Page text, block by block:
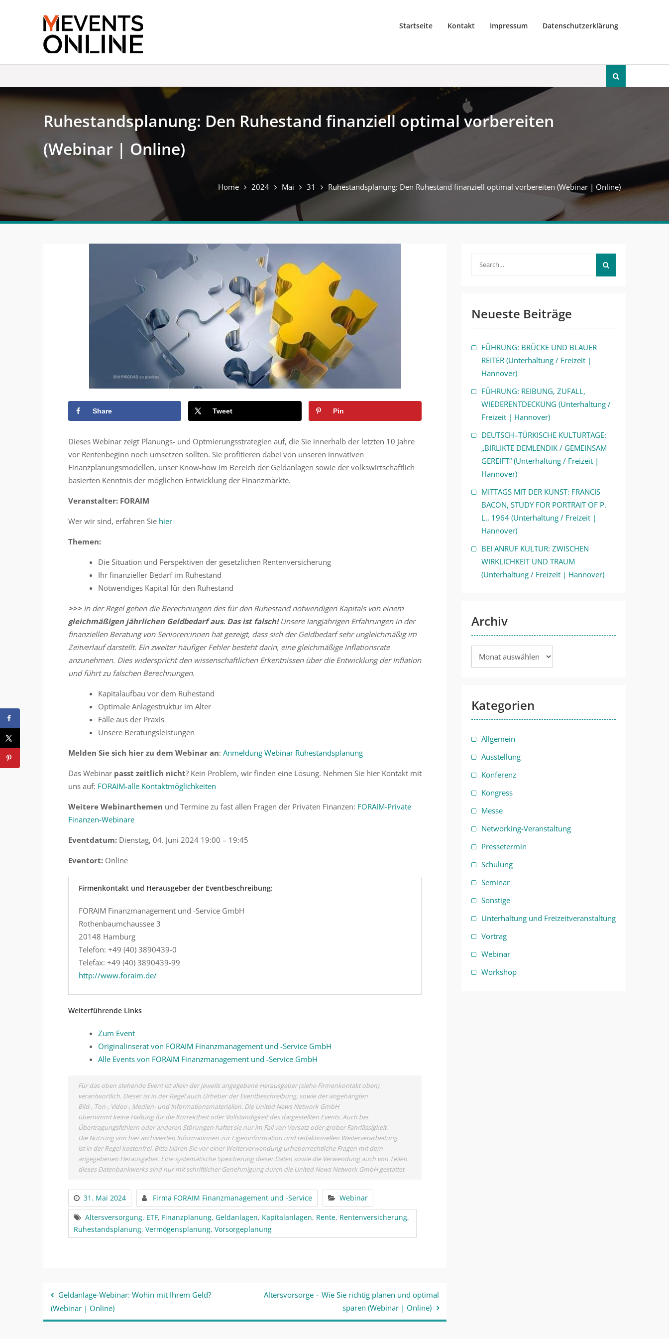
Startseite Kontakt Impressum Datenschutzerklärung
Search
Ruhestandsplanung: Den Ruhestand finanziell optimal vorbereiten
(Webinar | Online)
Home 2024 Mai 31 Ruhestandsplanung: Den Ruhestand finanziell optimal vorbereiten (Webinar | Online)
Share Tweet Pin
Dieses Webinar zeigt Planungs- und Optmierungsstrategien auf, die Sie innerhalb der letzten 10 Jahre
vor Rentenbeginn noch umsetzen sollten. Sie profitieren dabei von unseren innvativen
Finanzplanungsmodellen, unser Know-how im Bereich der Geldanlagen sowie der volkswirtschaftlich
basierten Kenntnis der möglichen Entwicklung der Finanzmärkte.
Veranstalter: FORAIM
Wer wir sind, erfahren Sie hier
Themen:
Die Situation und Perspektiven der gesetzlichen Rentenversicherung
Ihr finanzieller Bedarf im Ruhestand
Notwendiges Kapital für den Ruhestand
>>>In der Regel gehen die Berechnungen des für den Ruhestand notwendigen Kapitals von einem
gleichmäßigen jährlichen Geldbedarf aus. Das ist falsch!Unsere langjährigen Erfahrungen in der
finanziellen Beratung von Senioren:innen hat gezeigt, dass sich der Geldbedarf sehr ungleichmäßig im
Zeitverlauf darstellt. Ein zweiter häufiger Fehler besteht darin, eine gleichmäßige Inflationsrate
anzunehmen. Dies widerspricht den wissenschaftlichen Erkentnissen über die Entwicklung der Inflation
und führt zu falschen Berechnungen.
Kapitalaufbau vor dem Ruhestand
Optimale Anlagestruktur im Alter
Fälle aus der Praxis
Unsere Beratungsleistungen
Melden Sie sich hier zu dem Webinar an: Anmeldung Webinar Ruhestandsplanung
Das Webinar passt zeitlich nicht? Kein Problem, wir finden eine Lösung. Nehmen Sie hier Kontakt mit
uns auf: FORAIM-alle Kontaktmöglichkeiten
Weitere Webinarthemen und Termine zu fast allen Fragen der Privaten Finanzen: FORAIM-Private
Finanzen-Webinare
Eventdatum: Dienstag, 04. Juni 2024 19:00 – 19:45
Eventort: Online
Firmenkontakt und Herausgeber der Eventbeschreibung:
FORAIM Finanzmanagement und -Service GmbH
Rothenbaumchaussee 3
20148 Hamburg
Telefon: +49 (40) 3890439-0
Telefax: +49 (40) 3890439-99
http://www.foraim.de/
Weiterführende Links
Zum Event
Originalinserat von FORAIM Finanzmanagement und -Service GmbH
Alle Events von FORAIM Finanzmanagement und -Service GmbH
Für das oben stehende Event ist allein der jeweils angegebene Herausgeber (siehe Firmenkontakt oben)
verantwortlich. Dieser ist in der Regel auch Urheber der Eventbeschreibung, sowie der angehängten
Bild-, Ton-, Video-, Medien- und Informationsmaterialien. Die United News Network GmbH
übernimmt keine Haftung für die Korrektheit oder Vollständigkeit des dargestellten Events. Auch bei
Übertragungsfehlern oder anderen Störungen haftet sie nur im Fall von Vorsatz oder grober Fahrlässigkeit.
Die Nutzung von hier archivierten Informationen zur Eigeninformation und redaktionellen Weiterverarbeitung
ist in der Regel kostenfrei. Bitte klären Sie vor einer Weiterverwendung urheberrechtliche Fragen mit dem
angegebenen Herausgeber. Eine systematische Speicherung dieser Daten sowie die Verwendung auch von Teilen
dieses Datenbankwerks sind nur mit schriftlicher Genehmigung durch die United News Network GmbH gestattet
31. Mai 2024 Firma FORAIM Finanzmanagement und -Service Webinar
Altersversorgung, ETF, Finanzplanung, Geldanlagen, Kapitalanlagen, Rente, Rentenversicherung,
Ruhestandsplanung, Vermögensplanung, Vorsorgeplanung
Beitragsnavigation
Geldanlage-Webinar: Wohin mit Ihrem Geld?
(Webinar | Online)
Altersvorsorge – Wie Sie richtig planen und optimal
sparen (Webinar | Online)
Neueste Beiträge
FÜHRUNG: BRÜCKE UND BLAUER
REITER (Unterhaltung / Freizeit |
Hannover)
FÜHRUNG: REIBUNG, ZUFALL,
WIEDERENTDECKUNG (Unterhaltung /
Freizeit | Hannover)
DEUTSCH–TÜRKISCHE KULTURTAGE:
„BIRLIKTE DEMLENDIK / GEMEINSAM
GEREIFT“ (Unterhaltung / Freizeit |
Hannover)
MITTAGS MIT DER KUNST: FRANCIS
BACON, STUDY FOR PORTRAIT OF P.
L., 1964 (Unterhaltung / Freizeit |
Hannover)
BEI ANRUF KULTUR: ZWISCHEN
WIRKLICHKEIT UND TRAUM
(Unterhaltung / Freizeit | Hannover)
Archiv
Archiv
Kategorien
Allgemein
Ausstellung
Konferenz
Kongress
Messe
Networking-Veranstaltung
Pressetermin
Schulung
Seminar
Sonstige
Unterhaltung und Freizeitveranstaltung
Vortrag
Webinar
Workshop